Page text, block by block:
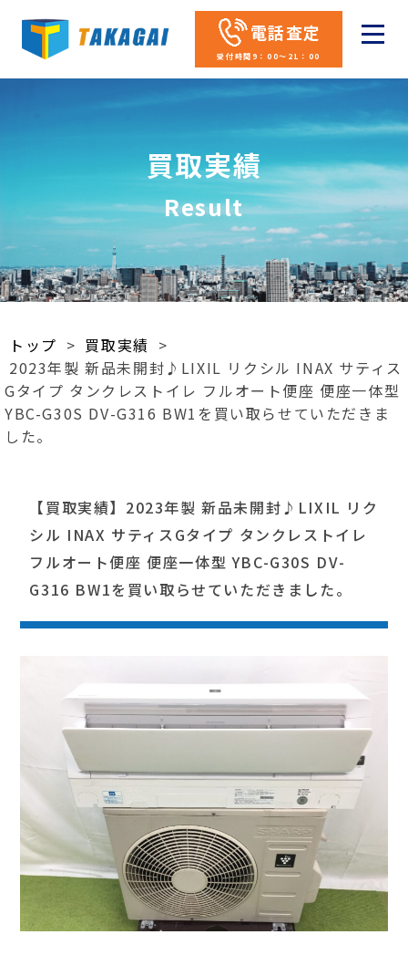
電話査定
受付時間9：00～21：00
買取実績
Result
トップ > 買取実績 >
2023年製 新品未開封♪LIXIL リクシル INAX サティス
Gタイプ タンクレストイレ フルオート便座 便座一体型
YBC-G30S DV-G316 BW1を買い取らせていただきま
した。
【買取実績】2023年製 新品未開封♪LIXIL リク
シル INAX サティスGタイプ タンクレストイレ
フルオート便座 便座一体型 YBC-G30S DV-
G316 BW1を買い取らせていただきました。